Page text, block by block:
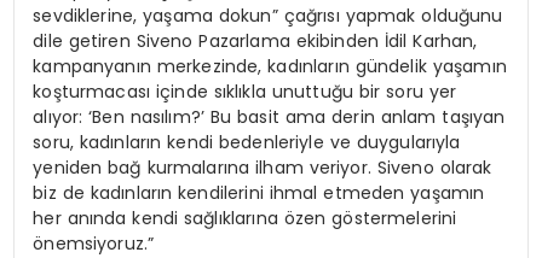
sevdiklerine, yaşama dokun” çağrısı yapmak olduğunu
dile getiren Siveno Pazarlama ekibinden İdil Karhan,
kampanyanın merkezinde, kadınların gündelik yaşamın
koşturmacası içinde sıklıkla unuttuğu bir soru yer
alıyor: ‘Ben nasılım?’ Bu basit ama derin anlam taşıyan
soru, kadınların kendi bedenleriyle ve duygularıyla
yeniden bağ kurmalarına ilham veriyor. Siveno olarak
biz de kadınların kendilerini ihmal etmeden yaşamın
her anında kendi sağlıklarına özen göstermelerini
önemsiyoruz.”